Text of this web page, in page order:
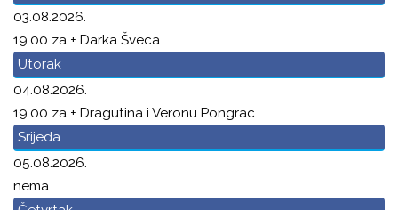
03.08.2026.
19.00 za + Darka Šveca
Utorak
04.08.2026.
19.00 za + Dragutina i Veronu Pongrac
Srijeda
05.08.2026.
nema